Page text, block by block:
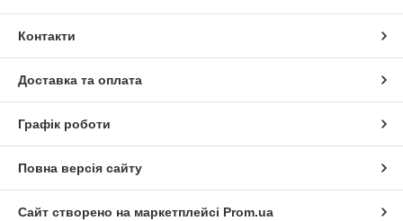
Контакти
Доставка та оплата
Графік роботи
Повна версія сайту
Сайт створено на маркетплейсі Prom.ua